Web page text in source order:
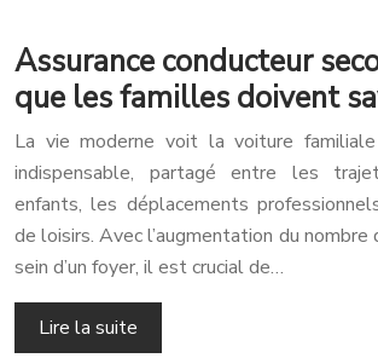
Assurance conducteur
que les familles doivent
La vie moderne voit la voiture
indispensable, partagé entre les
enfants, les déplacements
de loisirs. Avec l’augmentation du nombre
sein d’un foyer, il est crucial de…
Lire la suite